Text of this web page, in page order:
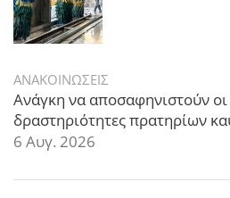
ΑΝΑΚΟΙΝΩΣΕΙΣ
Ανάγκη να αποσαφηνιστούν
δραστηριότητες πρατηρίων
6 Αυγ. 2026